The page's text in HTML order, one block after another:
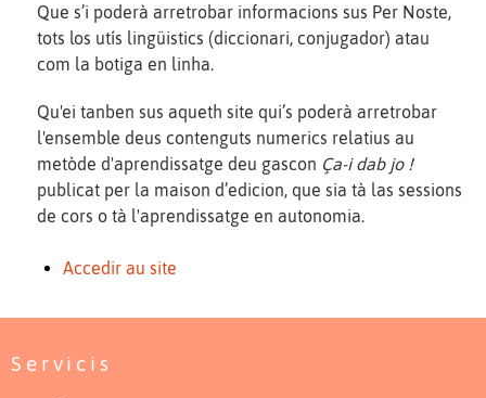
Que s’i poderà arretrobar informacions sus Per Noste,
tots los utís lingüistics (diccionari, conjugador) atau
com la botiga en linha.
Qu'ei tanben sus aqueth site qui’s poderà arretrobar
l'ensemble deus contenguts numerics relatius au
metòde d'aprendissatge deu gascon Ça-i dab jo !
publicat per la maison d’edicion, que sia tà las sessions
de cors o tà l'aprendissatge en autonomia.
Accedir au site
Servicis